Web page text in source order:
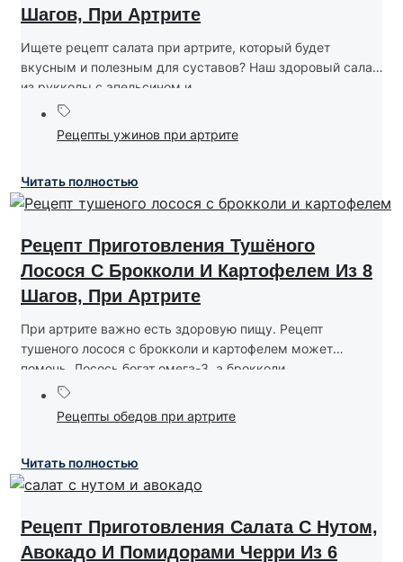
Шагов, При Артрите
Ищете рецепт салата при артрите, который будет
вкусным и полезным для суставов? Наш здоровый салат
из рукколы с апельсином и...
Рецепты ужинов при артрите
Читать полностью
Рецепт Приготовления Тушёного
Лосося С Брокколи И Картофелем Из 8
Шагов, При Артрите
При артрите важно есть здоровую пищу. Рецепт
тушеного лосося с брокколи и картофелем может
помочь. Лосось богат омега-3, а брокколи...
Рецепты обедов при артрите
Читать полностью
Рецепт Приготовления Салата С Нутом,
Авокадо И Помидорами Черри Из 6